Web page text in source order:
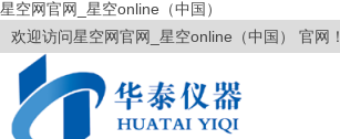
星空网官网_星空online（中国）
欢迎访问星空网官网_星空online（中国） 官网！